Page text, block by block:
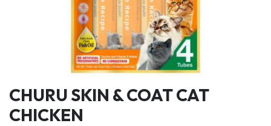
CHURU SKIN & COAT CAT
CHICKEN